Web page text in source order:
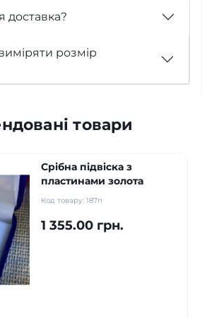
доставка?
розмір
товари
Срібна підвіска з
пластинами золота
Код товару: 187п
1 355.00 грн.